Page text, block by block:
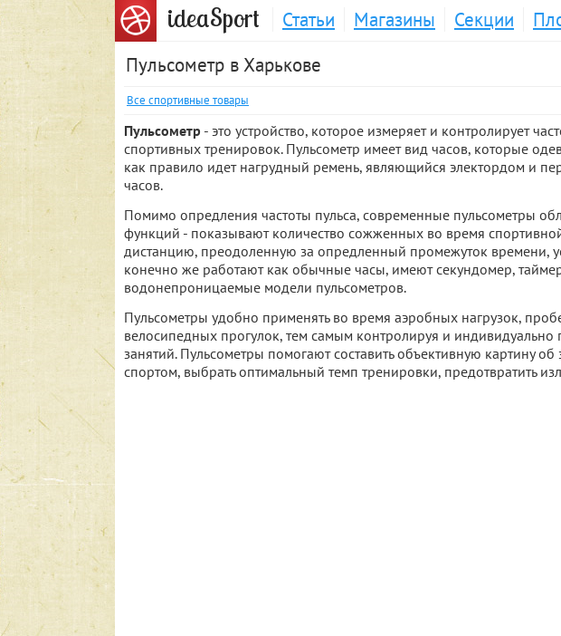
ideaSport Статьи Магазины Секции
Пульсометр в Харькове
Все спортивные товары
Пульсометр - это устройство, которое измеряет и контролирует
спортивных тренировок. Пульсометр имеет вид часов, которые
как правило идет нагрудный ремень, являющийся электордом и
часов.
Помимо опредления частоты пульса, современные пульсометры
функций - показывают количество сожженных во время
дистанцию, преодоленную за опредленный промежуток времени,
конечно же работают как обычные часы, имеют секундомер,
водонепроницаемые модели пульсометров.
Пульсометры удобно применять во время аэробных нагрузок,
велосипедных прогулок, тем самым контролируя и индивидуально
занятий. Пульсометры помогают составить объективную картину
спортом, выбрать оптимальный темп тренировки, предотвратить